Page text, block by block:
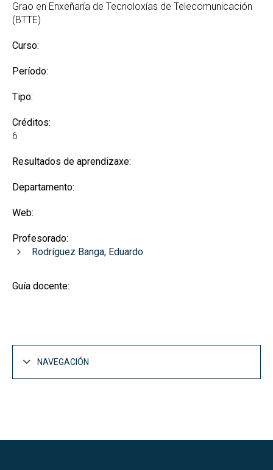
Grao en Enxeñaría de Tecnoloxías de Telecomunicación
(BTTE)
Curso:
Período:
Tipo:
Créditos:
6
Resultados de aprendizaxe:
Departamento:
Web:
Profesorado:
Rodríguez Banga, Eduardo
Guía docente:
NAVEGACIÓN